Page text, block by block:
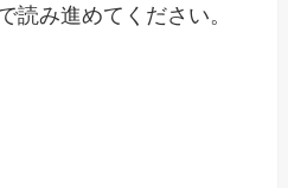
読み進めてください。